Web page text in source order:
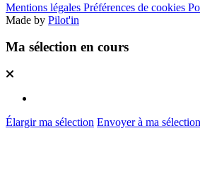
Mentions légales Préférences de cookies
Made by Pilot'in
Ma sélection en cours
Élargir ma sélection Envoyer à ma sélection